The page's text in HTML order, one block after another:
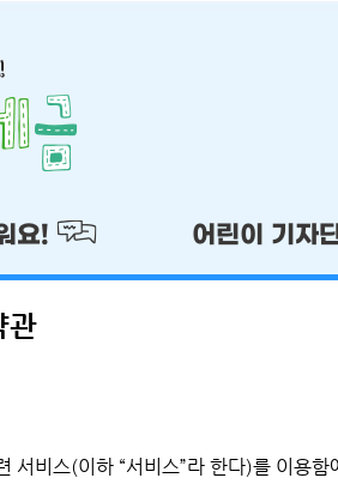
요! 어린이 기자
관
비스(이하 “서비스”라 한다)를 이용